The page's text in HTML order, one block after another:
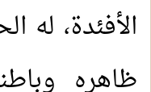
الأفئدة، له
ظاهره